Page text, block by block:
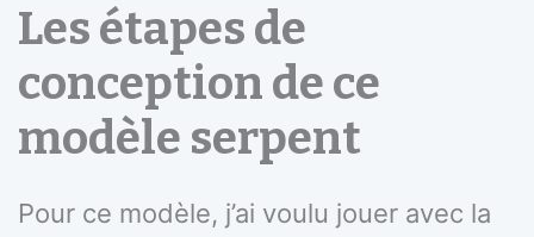
Les étapes de
conception de ce
modèle serpent
Pour ce modèle, j’ai voulu jouer avec la